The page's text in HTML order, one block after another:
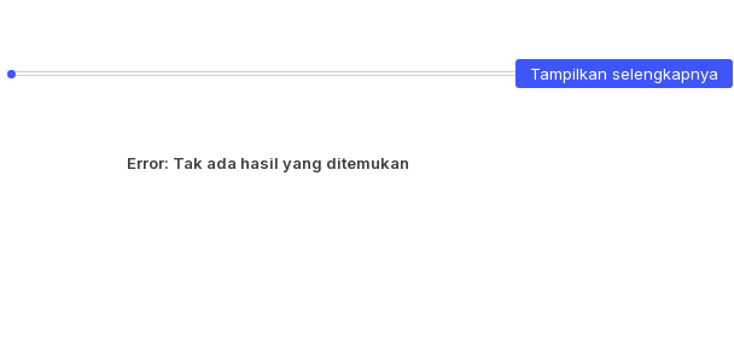
Tampilkan selengkapnya
Error: Tak ada hasil yang ditemukan